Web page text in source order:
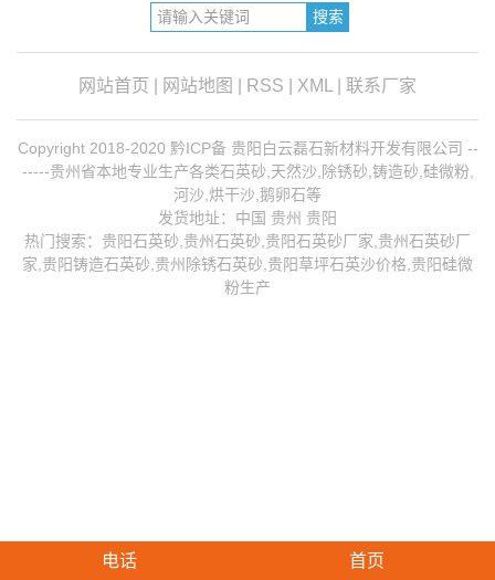
网站首页 网站地图 RSS XML 联系厂家
Copyright 2018-2020 黔ICP备 贵阳白云磊石新材料开发有限公司 --
-----贵州省本地专业生产各类石英砂,天然沙,除锈砂,铸造砂,硅微粉,
河沙,烘干沙,鹅卵石等
发货地址：中国 贵州 贵阳
热门搜索： 贵阳石英砂 ,贵州石英砂,贵阳石英砂厂家, 贵州石英砂厂
家 贵阳铸造石英砂 贵州除锈石英砂 ,贵阳草坪石英沙价格,贵阳硅微
粉生产
电话 首页